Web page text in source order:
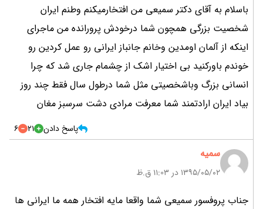
باسلام به آقای دکتر سمیعی من افتخارمیکنم وطنم ایران
شخصیت بزرگی همچون شما درخودش پرورانده من ماجرای
اینکه از آلمان اومدین وخانم جانباز ایرانی رو عمل کردین رو
خوندم باورکنید بی اختیار اشک از چشمام جاری شد که چرا
انسانی بزرگ وباشخصیتی مثل شما درطول سال فقط چند روز
بیاد ایران ارادتمند شما معرفت مرادی دشت سرسبز مغان
پاسخ دادن 21
6
سمیه
۱۳۹۵/۰۵/۰۲ در 11:03 ق.ظ
جناب پروفسور سمیعی شما واقعا مایه افتخار همه ما ایرانی ها